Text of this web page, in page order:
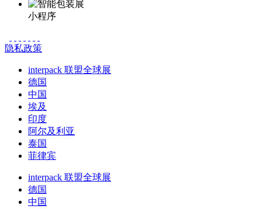
小程序
隐私政策
interpack 联盟全球展
德国
中国
埃及
印度
阿尔及利亚
泰国
菲律宾
interpack 联盟全球展
德国
中国